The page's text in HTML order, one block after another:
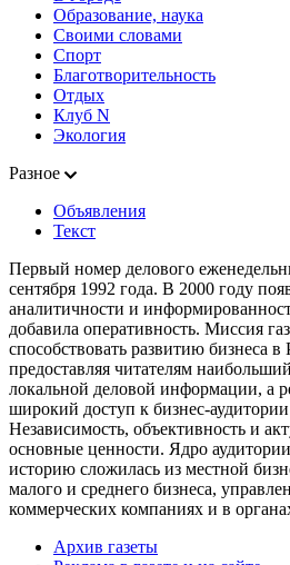
Образование, наука
Своими словами
Спорт
Благотворительность
Отдых
Клуб N
Экология
Разное
Объявления
Текст
Первый номер делового
сентября 1992 года. В 2000 году
аналитичности и
добавила оперативность. Миссия
способствовать развитию бизнеса в
предоставляя читателям
локальной деловой информации, а
широкий доступ к бизнес-
Независимость, объективность и
основные ценности. Ядро
историю сложилась из местной
малого и среднего бизнеса,
коммерческих компаниях и в
Архив газеты